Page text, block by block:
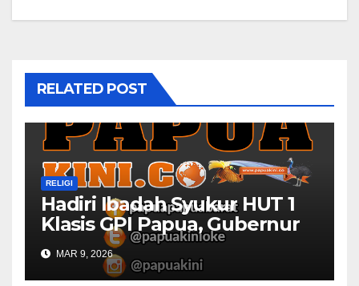
RELATED POST
RELIGI
Hadiri Ibadah Syukur HUT 1
Klasis GPI Papua, Gubernur
Papua Barat Ingatkan Peran
Gereja
MAR 9, 2026